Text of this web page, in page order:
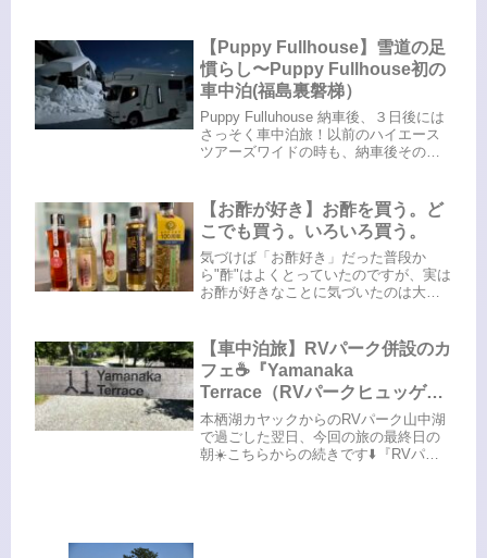
ターとボルトで自作完成！諸先輩方の
投稿を参考に根がインドアな私に...
【Puppy Fullhouse】雪道の足
慣らし〜Puppy Fullhouse初の
車中泊(福島裏磐梯）
Puppy Fulluhouse 納車後、３日後には
さっそく車中泊旅！以前のハイエース
ツアーズワイドの時も、納車後その足
👣）「そこに”雪”があるから」記念すべ
きキャブコン初の...
【お酢が好き】お酢を買う。ど
こでも買う。いろいろ買う。
気づけば「お酢好き」だった普段か
ら"酢"はよくとっていたのですが、実は
お酢が好きなことに気づいたのは大人
ら、毎日お酢生活を知らず知らずにし
ていたっぽい…おまけに夫のまさや
ん...
【車中泊旅】RVパーク併設のカ
フェ☕️『Yamanaka
Terrace（RVパークヒュッゲ山
中湖）』2025.7.19〜21
本栖湖カヤックからのRVパーク山中湖
で過ごした翌日、今回の旅の最終日の
朝☀️こちらからの続きです⬇️『RVパー